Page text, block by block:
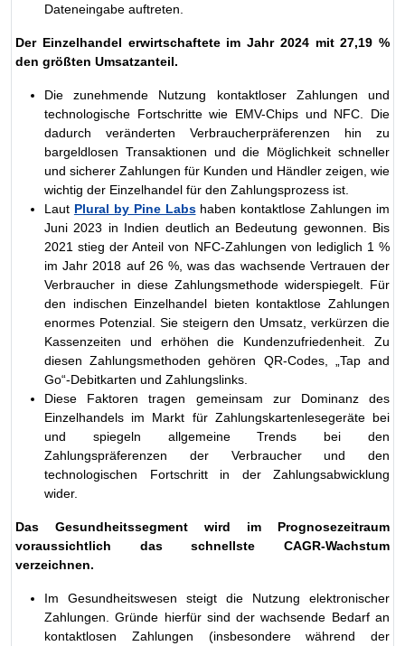
Dateneingabe auftreten.
Der Einzelhandel erwirtschaftete im Jahr 2024 mit 27,19 %
den größten Umsatzanteil.
Die zunehmende Nutzung kontaktloser Zahlungen und
technologische Fortschritte wie EMV-Chips und NFC. Die
dadurch veränderten Verbraucherpräferenzen hin zu
bargeldlosen Transaktionen und die Möglichkeit schneller
und sicherer Zahlungen für Kunden und Händler zeigen, wie
wichtig der Einzelhandel für den Zahlungsprozess ist.
Laut Plural by Pine Labshaben kontaktlose Zahlungen im
Juni 2023 in Indien deutlich an Bedeutung gewonnen. Bis
2021 stieg der Anteil von NFC-Zahlungen von lediglich 1 %
im Jahr 2018 auf 26 %, was das wachsende Vertrauen der
Verbraucher in diese Zahlungsmethode widerspiegelt. Für
den indischen Einzelhandel bieten kontaktlose Zahlungen
enormes Potenzial. Sie steigern den Umsatz, verkürzen die
Kassenzeiten und erhöhen die Kundenzufriedenheit. Zu
diesen Zahlungsmethoden gehören QR-Codes, „Tap and
Go“-Debitkarten und Zahlungslinks.
Diese Faktoren tragen gemeinsam zur Dominanz des
Einzelhandels im Markt für Zahlungskartenlesegeräte bei
und spiegeln allgemeine Trends bei den
Zahlungspräferenzen der Verbraucher und den
technologischen Fortschritt in der Zahlungsabwicklung
wider.
Das Gesundheitssegment wird im Prognosezeitraum
voraussichtlich das schnellste CAGR-Wachstum
verzeichnen.
Im Gesundheitswesen steigt die Nutzung elektronischer
Zahlungen. Gründe hierfür sind der wachsende Bedarf an
kontaktlosen Zahlungen (insbesondere während der